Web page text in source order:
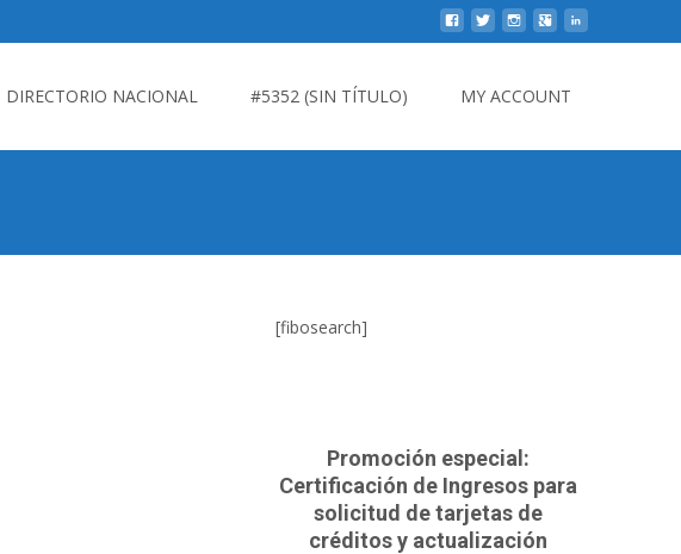
DIRECTORIO NACIONAL #5352 (SIN TÍTULO) MY ACCOUNT
[fibosearch]
Promoción especial:
Certificación de Ingresos para
solicitud de tarjetas de
créditos y actualización